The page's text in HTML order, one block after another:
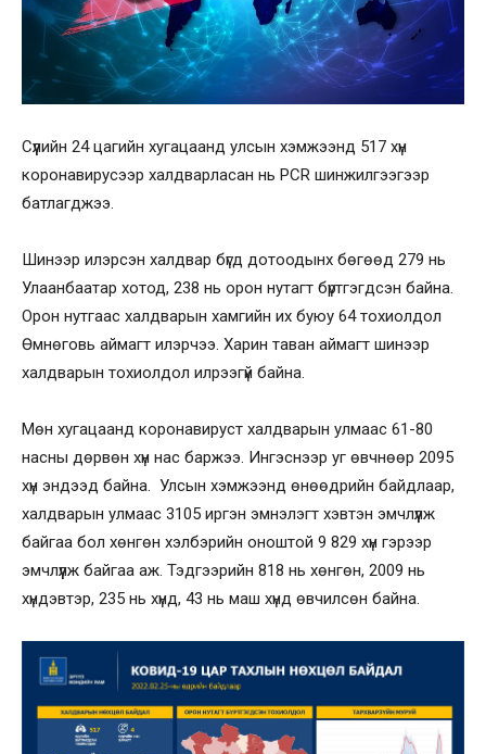
Сүүлийн 24 цагийн хугацаанд улсын хэмжээнд 517 хүн
коронавирусээр халдварласан нь PCR шинжилгээгээр
батлагджээ.
Шинээр илэрсэн халдвар бүгд дотоодынх бөгөөд 279 нь
Улаанбаатар хотод, 238 нь орон нутагт бүртгэгдсэн байна.
Орон нутгаас халдварын хамгийн их буюу 64 тохиолдол
Өмнөговь аймагт илэрчээ. Харин таван аймагт шинээр
халдварын тохиолдол илрээгүй байна.
Мөн хугацаанд коронавируст халдварын улмаас 61-80
насны дөрвөн хүн нас баржээ. Ингэснээр уг өвчнөөр 2095
хүн эндээд байна. Улсын хэмжээнд өнөөдрийн байдлаар,
халдварын улмаас 3105 иргэн эмнэлэгт хэвтэн эмчлүүлж
байгаа бол хөнгөн хэлбэрийн оноштой 9 829 хүн гэрээр
эмчлүүлж байгаа аж. Тэдгээрийн 818 нь хөнгөн, 2009 нь
хүндэвтэр, 235 нь хүнд, 43 нь маш хүнд өвчилсөн байна.